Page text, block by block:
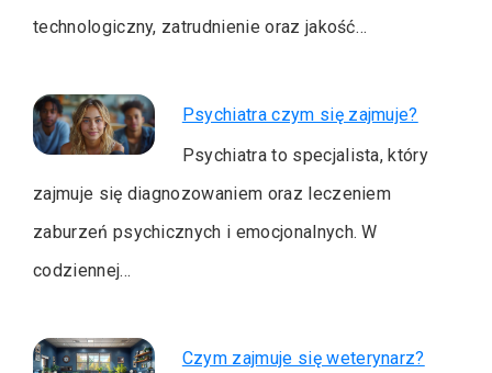
technologiczny, zatrudnienie oraz jakość…
Psychiatra czym się zajmuje?
Psychiatra to specjalista, który
zajmuje się diagnozowaniem oraz leczeniem
zaburzeń psychicznych i emocjonalnych. W
codziennej…
Czym zajmuje się weterynarz?